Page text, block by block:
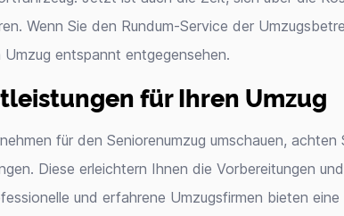
Wenn Sie den Rundum-Service der
entspannt entgegensehen.
für Ihren Umzug
für den Seniorenumzug umschauen, achten
Diese erleichtern Ihnen die Vorbereitungen und
und erfahrene Umzugsfirmen bieten eine